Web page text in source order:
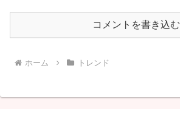
コメントを書き込む
ホーム トレンド